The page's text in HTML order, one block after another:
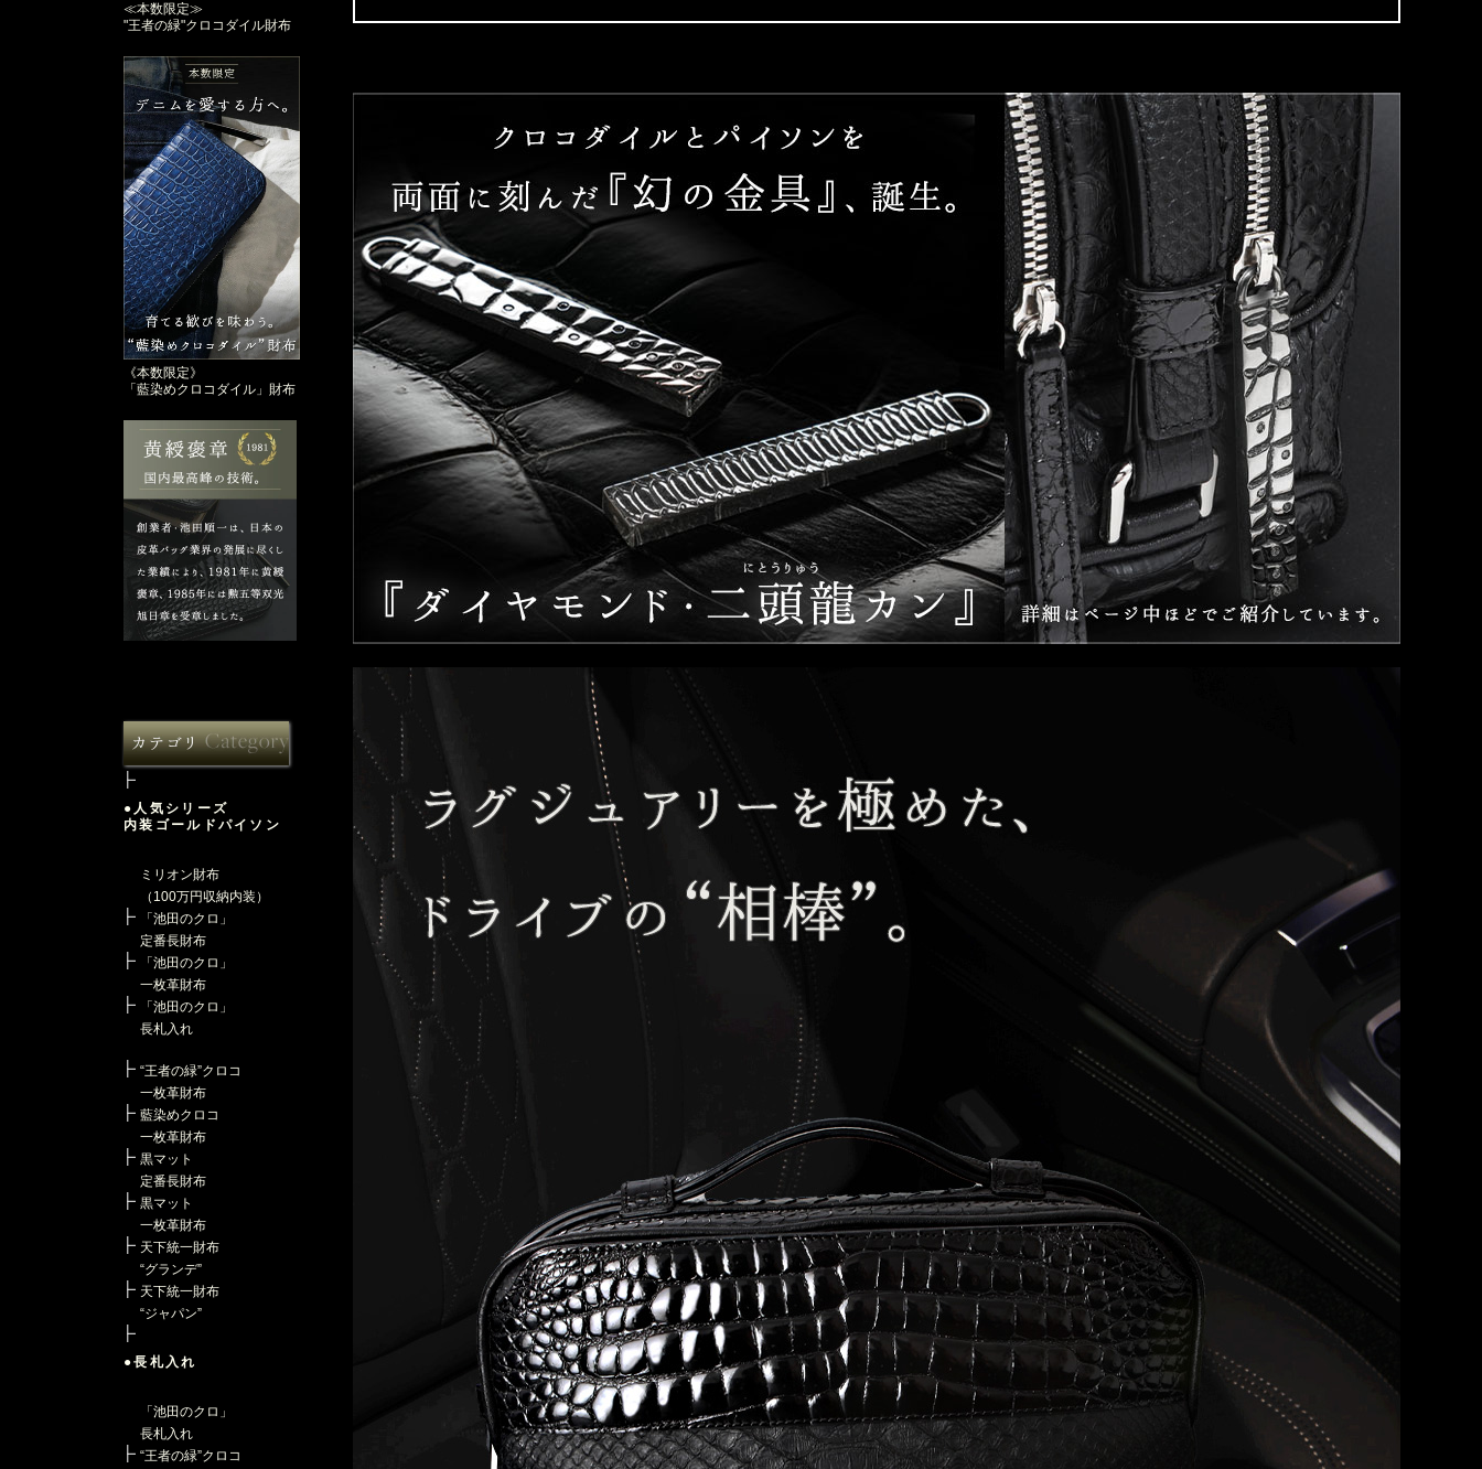
≪本数限定≫
"王者の緑"クロコダイル財布
《本数限定》
「藍染めクロコダイル」財布
●人気シリーズ
内装ゴールドパイソン
ミリオン財布
（100万円収納内装）
「池田のクロ」
定番長財布
「池田のクロ」
一枚革財布
「池田のクロ」
長札入れ
“王者の緑”クロコ
一枚革財布
藍染めクロコ
一枚革財布
黒マット
定番長財布
黒マット
一枚革財布
天下統一財布
“グランデ”
天下統一財布
“ジャパン”
●長札入れ
「池田のクロ」
長札入れ
“王者の緑”クロコ